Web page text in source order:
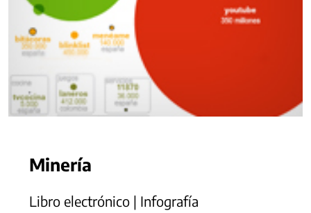
Minería
Libro electrónico | Infografía